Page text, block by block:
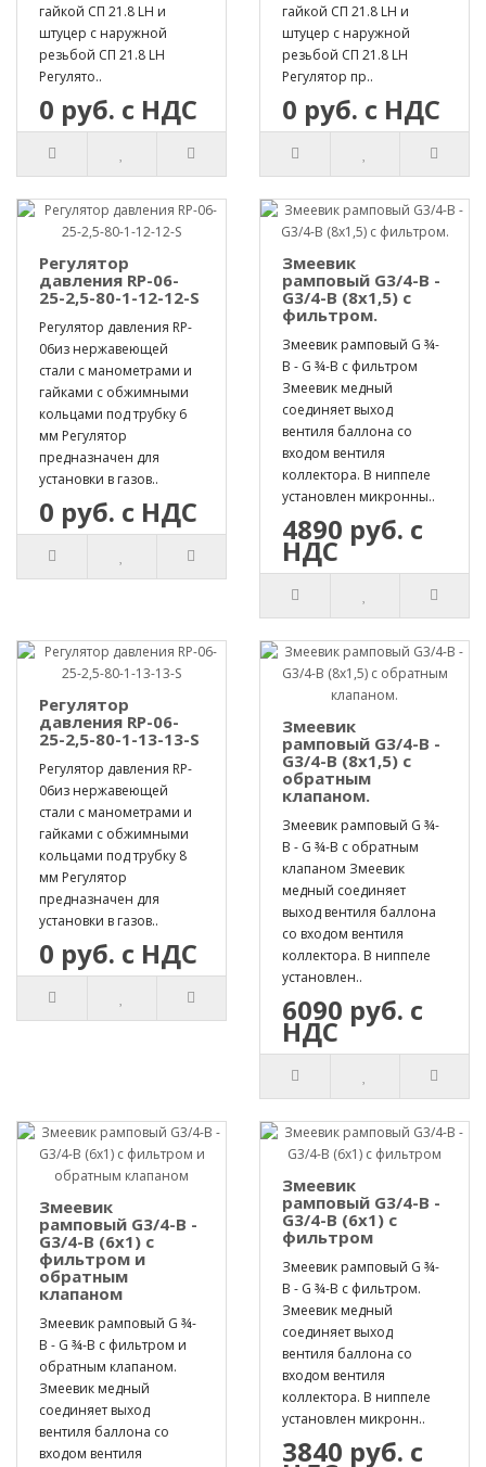
гайкой СП 21.8 LH и
штуцер с наружной
резьбой СП 21.8 LH
Регулято..
0 руб. с НДС
гайкой СП 21.8 LH и
штуцер с наружной
резьбой СП 21.8 LH
Регулятор пр..
0 руб. с НДС
Регулятор
давления RP-06-
25-2,5-80-1-12-12-S
Регулятор давления RP-
06из нержавеющей
стали с манометрами и
гайками с обжимными
кольцами под трубку 6
мм Регулятор
предназначен для
установки в газов..
0 руб. с НДС
Змеевик
рамповый G3/4-B -
G3/4-B (8х1,5) с
фильтром.
Змеевик рамповый G ¾-
B - G ¾-B с фильтром
Змеевик медный
соединяет выход
вентиля баллона со
входом вентиля
коллектора. В ниппеле
установлен микронны..
4890 руб. с
НДС
Регулятор
давления RP-06-
25-2,5-80-1-13-13-S
Регулятор давления RP-
06из нержавеющей
стали с манометрами и
гайками с обжимными
кольцами под трубку 8
мм Регулятор
предназначен для
установки в газов..
0 руб. с НДС
Змеевик
рамповый G3/4-B -
G3/4-B (8х1,5) с
обратным
клапаном.
Змеевик рамповый G ¾-
B - G ¾-B с обратным
клапаном Змеевик
медный соединяет
выход вентиля баллона
со входом вентиля
коллектора. В ниппеле
установлен..
6090 руб. с
НДС
Змеевик
рамповый G3/4-B -
G3/4-B (6х1) с
фильтром и
обратным
клапаном
Змеевик рамповый G ¾-
B - G ¾-B с фильтром и
обратным клапаном.
Змеевик медный
соединяет выход
вентиля баллона со
входом вентиля
Змеевик
рамповый G3/4-B -
G3/4-B (6х1) с
фильтром
Змеевик рамповый G ¾-
B - G ¾-B с фильтром.
Змеевик медный
соединяет выход
вентиля баллона со
входом вентиля
коллектора. В ниппеле
установлен микронн..
3840 руб. с